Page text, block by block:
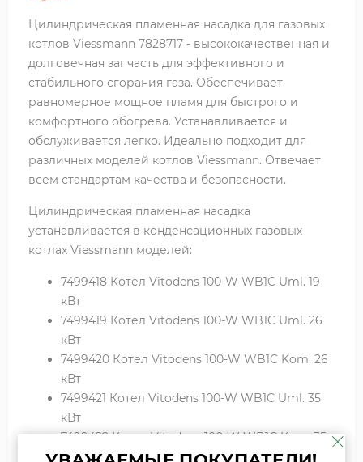
Цилиндрическая пламенная насадка для газовых
котлов Viessmann 7828717 - высококачественная и
долговечная запчасть для эффективного и
стабильного сгорания газа. Обеспечивает
равномерное мощное пламя для быстрого и
комфортного обогрева. Устанавливается и
обслуживается легко. Идеально подходит для
различных моделей котлов Viessmann. Отвечает
всем стандартам качества и безопасности.
Цилиндрическая пламенная насадка
устанавливается в конденсационных газовых
котлах Viessmann моделей:
7499418 Котел Vitodens 100-W WB1C Uml. 19
кВт
7499419 Котел Vitodens 100-W WB1C Uml. 26
кВт
7499420 Котел Vitodens 100-W WB1C Kom. 26
кВт
7499421 Котел Vitodens 100-W WB1C Uml. 35
кВт
7499422 Котел Vitodens 100-W WB1C Kom. 35
кВт